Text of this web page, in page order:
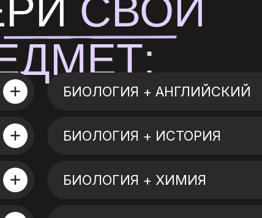
СВОЙ
БИОЛОГИЯ + ИСТОРИЯ
БИОЛОГИЯ + АНГЛИЙСКИЙ
БИОЛОГИЯ + ХИМИЯ